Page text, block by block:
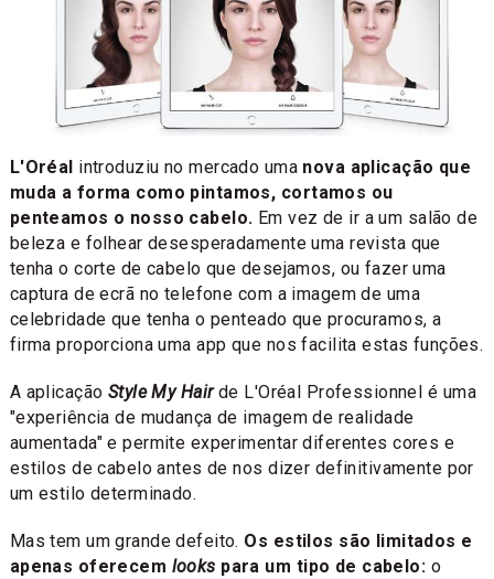
L'Oréal introduziu no mercado uma nova aplicação que
muda a forma como pintamos, cortamos ou
penteamos o nosso cabelo. Em vez de ir a um salão de
beleza e folhear desesperadamente uma revista que
tenha o corte de cabelo que desejamos, ou fazer uma
captura de ecrã no telefone com a imagem de uma
celebridade que tenha o penteado que procuramos, a
firma proporciona uma app que nos facilita estas funções.
A aplicação Style My Hairde L'Oréal Professionnel é uma
"experiência de mudança de imagem de realidade
aumentada" e permite experimentar diferentes cores e
estilos de cabelo antes de nos dizer definitivamente por
um estilo determinado.
Mas tem um grande defeito. Os estilos são limitados e
apenas oferecem looks para um tipo de cabelo: o